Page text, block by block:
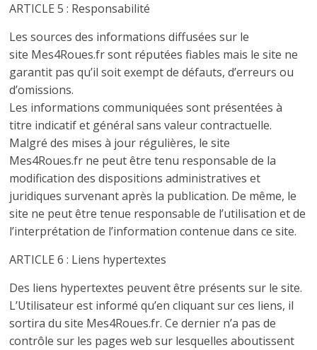
ARTICLE 5 : Responsabilité
Les sources des informations diffusées sur le
site Mes4Roues.fr sont réputées fiables mais le site ne
garantit pas qu’il soit exempt de défauts, d’erreurs ou
d’omissions.
Les informations communiquées sont présentées à
titre indicatif et général sans valeur contractuelle.
Malgré des mises à jour régulières, le site
Mes4Roues.fr ne peut être tenu responsable de la
modification des dispositions administratives et
juridiques survenant après la publication. De même, le
site ne peut être tenue responsable de l’utilisation et de
l’interprétation de l’information contenue dans ce site.
ARTICLE 6 : Liens hypertextes
Des liens hypertextes peuvent être présents sur le site.
L’Utilisateur est informé qu’en cliquant sur ces liens, il
sortira du site Mes4Roues.fr. Ce dernier n’a pas de
contrôle sur les pages web sur lesquelles aboutissent